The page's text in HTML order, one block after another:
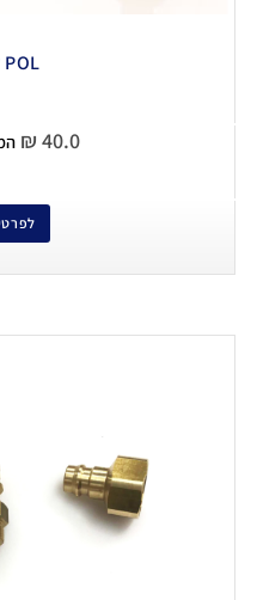
POL קומפלט
₪ 40.0